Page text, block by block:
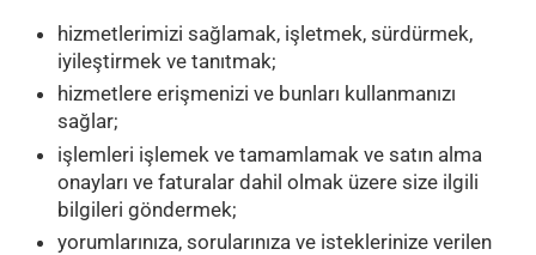
hizmetlerimizi sağlamak, işletmek, sürdürmek,
iyileştirmek ve tanıtmak;
hizmetlere erişmenizi ve bunları kullanmanızı
sağlar;
işlemleri işlemek ve tamamlamak ve satın alma
onayları ve faturalar dahil olmak üzere size ilgili
bilgileri göndermek;
yorumlarınıza, sorularınıza ve isteklerinize verilen